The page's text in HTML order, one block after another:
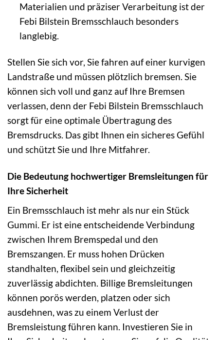
Materialien und präziser Verarbeitung ist der
Febi Bilstein Bremsschlauch besonders
langlebig.
Stellen Sie sich vor, Sie fahren auf einer kurvigen
Landstraße und müssen plötzlich bremsen. Sie
können sich voll und ganz auf Ihre Bremsen
verlassen, denn der Febi Bilstein Bremsschlauch
sorgt für eine optimale Übertragung des
Bremsdrucks. Das gibt Ihnen ein sicheres Gefühl
und schützt Sie und Ihre Mitfahrer.
Die Bedeutung hochwertiger Bremsleitungen für
Ihre Sicherheit
Ein Bremsschlauch ist mehr als nur ein Stück
Gummi. Er ist eine entscheidende Verbindung
zwischen Ihrem Bremspedal und den
Bremszangen. Er muss hohen Drücken
standhalten, flexibel sein und gleichzeitig
zuverlässig abdichten. Billige Bremsleitungen
können porös werden, platzen oder sich
ausdehnen, was zu einem Verlust der
Bremsleistung führen kann. Investieren Sie in